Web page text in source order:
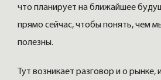
что планирует на ближайшее
прямо сейчас, чтобы понять, чем
полезны.
Тут возникает разговор и о рынке,